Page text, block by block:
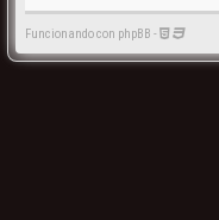
Funcionando con phpBB -